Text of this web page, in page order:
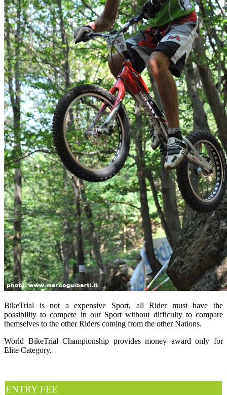
BikeTrial is not a expensive Sport, all Rider must have the
possibility to compete in our Sport without difficulty to compare
themselves to the other Riders coming from the other Nations.
World BikeTrial Championship provides money award only for
Elite Category.
ENTRY FEE